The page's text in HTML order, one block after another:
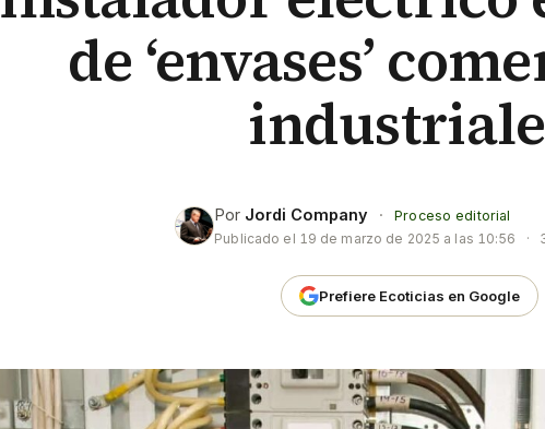
de ‘envases’
Por Jordi Company ·
Proceso editorial
Publicado el 19 de marzo de 2025 a las 10:56 ·
Prefiere Ecoticias en Google